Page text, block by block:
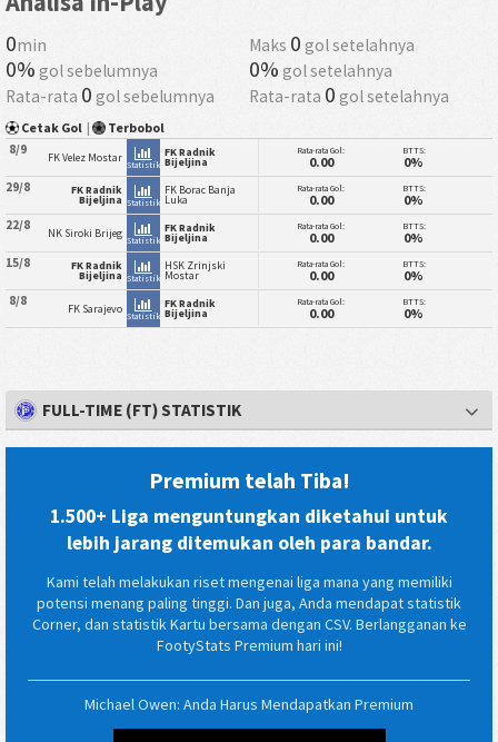
0min Maks 0 gol setelahnya
0% gol sebelumnya 0% gol setelahnya
Rata-rata 0 gol sebelumnya Rata-rata 0 gol setelahnya
Cetak Gol | Terbobol
8/9 FK Velez Mostar
Statistik
FK Radnik
Bijeljina
Rata-rata Gol:
0.00
BTTS:
0%
29/8 FK Radnik
Bijeljina Statistik
FK Borac Banja
Luka
Rata-rata Gol:
0.00
BTTS:
0%
22/8 NK Siroki Brijeg
Statistik
FK Radnik
Bijeljina
Rata-rata Gol:
0.00
BTTS:
0%
15/8 FK Radnik
Bijeljina Statistik
HSK Zrinjski
Mostar
Rata-rata Gol:
0.00
BTTS:
0%
8/8 FK Sarajevo
Statistik
FK Radnik
Bijeljina
Rata-rata Gol:
0.00
BTTS:
0%
FULL-TIME (FT) STATISTIK
Premium telah Tiba!
1.500+ Liga menguntungkan diketahui untuk
lebih jarang ditemukan oleh para bandar.
Kami telah melakukan riset mengenai liga mana yang memiliki
potensi menang paling tinggi. Dan juga, Anda mendapat statistik
Corner, dan statistik Kartu bersama dengan CSV. Berlangganan ke
FootyStats Premium hari ini!
Michael Owen: Anda Harus Mendapatkan Premium